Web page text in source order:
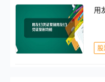
用
股